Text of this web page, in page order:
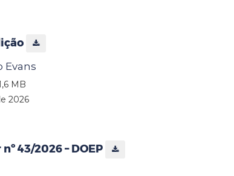
Evans
MB
2026
43/2026 – DOEP